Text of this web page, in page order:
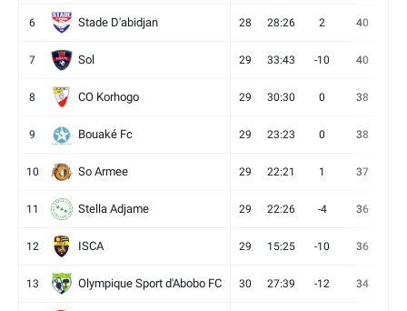
6 Stade D'abidjan 28 28:26 2 40
7 Sol 29 33:43 -10 40
8 CO Korhogo 29 30:30 0 38
9 Bouaké Fc 29 23:23 0 38
10 So Armee 29 22:21 1 37
11 Stella Adjame 29 22:26 -4 36
12 ISCA 29 15:25 -10 36
13 Olympique Sport d'Abobo FC 30 27:39 -12 34